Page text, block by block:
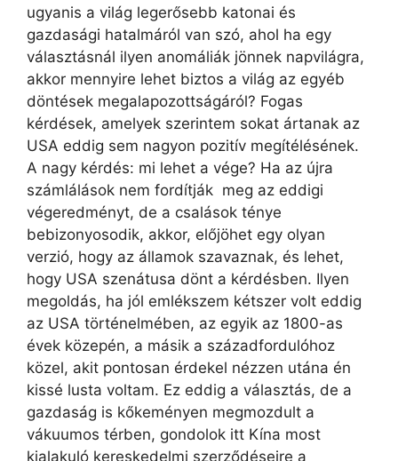
ugyanis a világ legerősebb katonai és
gazdasági hatalmáról van szó, ahol ha egy
választásnál ilyen anomáliák jönnek napvilágra,
akkor mennyire lehet biztos a világ az egyéb
döntések megalapozottságáról? Fogas
kérdések, amelyek szerintem sokat ártanak az
USA eddig sem nagyon pozitív megítélésének.
A nagy kérdés: mi lehet a vége? Ha az újra
számlálások nem fordítják meg az eddigi
végeredményt, de a csalások ténye
bebizonyosodik, akkor, előjöhet egy olyan
verzió, hogy az államok szavaznak, és lehet,
hogy USA szenátusa dönt a kérdésben. Ilyen
megoldás, ha jól emlékszem kétszer volt eddig
az USA történelmében, az egyik az 1800-as
évek közepén, a másik a századfordulóhoz
közel, akit pontosan érdekel nézzen utána én
kissé lusta voltam. Ez eddig a választás, de a
gazdaság is kőkeményen megmozdult a
vákuumos térben, gondolok itt Kína most
kialakuló kereskedelmi szerződéseire a